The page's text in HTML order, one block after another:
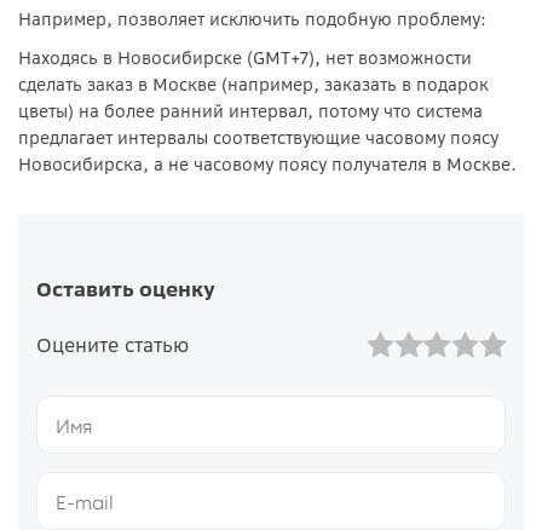
Например, позволяет исключить подобную проблему:
Находясь в Новосибирске (GMT+7), нет возможности
сделать заказ в Москве (например, заказать в подарок
цветы) на более ранний интервал, потому что система
предлагает интервалы соответствующие часовому поясу
Новосибирска, а не часовому поясу получателя в Москве.
Оставить оценку
Оцените статью